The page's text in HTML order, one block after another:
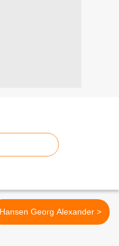
Hansen Georg Alexander >